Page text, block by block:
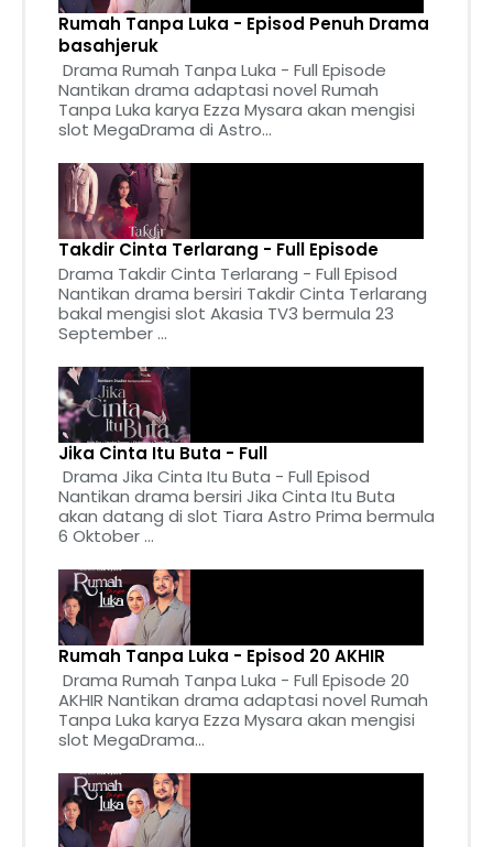
Rumah Tanpa Luka - Episod Penuh Drama
basahjeruk
Drama Rumah Tanpa Luka - Full Episode
Nantikan drama adaptasi novel Rumah
Tanpa Luka karya Ezza Mysara akan mengisi
slot MegaDrama di Astro...
Takdir Cinta Terlarang - Full Episode
Drama Takdir Cinta Terlarang - Full Episod
Nantikan drama bersiri Takdir Cinta Terlarang
bakal mengisi slot Akasia TV3 bermula 23
September ...
Jika Cinta Itu Buta - Full
Drama Jika Cinta Itu Buta - Full Episod
Nantikan drama bersiri Jika Cinta Itu Buta
akan datang di slot Tiara Astro Prima bermula
6 Oktober ...
Rumah Tanpa Luka - Episod 20 AKHIR
Drama Rumah Tanpa Luka - Full Episode 20
AKHIR Nantikan drama adaptasi novel Rumah
Tanpa Luka karya Ezza Mysara akan mengisi
slot MegaDrama...